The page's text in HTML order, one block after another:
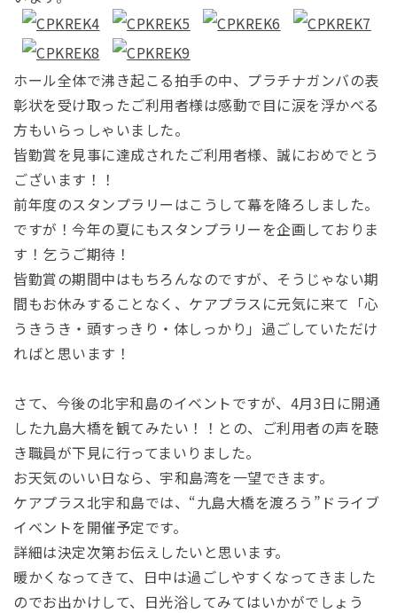
ホール全体で沸き起こる拍手の中、プラチナガンバの表
彰状を受け取ったご利用者様は感動で目に涙を浮かべる
方もいらっしゃいました。
皆勤賞を見事に達成されたご利用者様、誠におめでとう
ございます！！
前年度のスタンプラリーはこうして幕を降ろしました。
ですが！今年の夏にもスタンプラリーを企画しておりま
す！乞うご期待！
皆勤賞の期間中はもちろんなのですが、そうじゃない期
間もお休みすることなく、ケアプラスに元気に来て「心
うきうき・頭すっきり・体しっかり」過ごしていただけ
ればと思います！
さて、今後の北宇和島のイベントですが、4月3日に開通
した九島大橋を観てみたい！！との、ご利用者の声を聴
き職員が下見に行ってまいりました。
お天気のいい日なら、宇和島湾を一望できます。
ケアプラス北宇和島では、“九島大橋を渡ろう”ドライブ
イベントを開催予定です。
詳細は決定次第お伝えしたいと思います。
暖かくなってきて、日中は過ごしやすくなってきました
のでお出かけして、日光浴してみてはいかがでしょう